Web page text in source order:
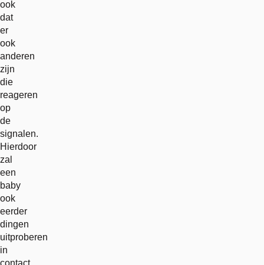
ook
dat
er
ook
anderen
zijn
die
reageren
op
de
signalen.
Hierdoor
zal
een
baby
ook
eerder
dingen
uitproberen
in
contact